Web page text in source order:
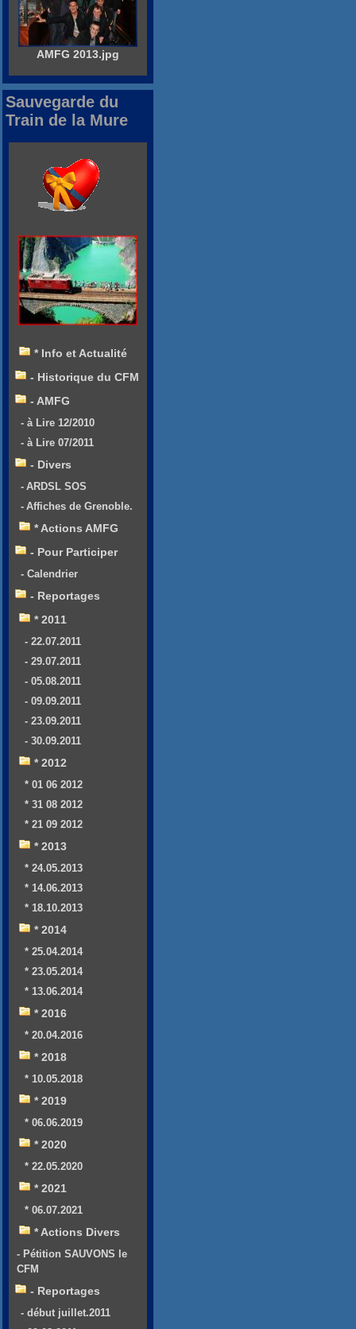
AMFG 2013.jpg
Sauvegarde du
Train de la Mure
* Info et Actualité
- Historique du CFM
- AMFG
- à Lire 12/2010
- à Lire 07/2011
- Divers
- ARDSL SOS
- Affiches de Grenoble.
* Actions AMFG
- Pour Participer
- Calendrier
- Reportages
* 2011
- 22.07.2011
- 29.07.2011
- 05.08.2011
- 09.09.2011
- 23.09.2011
- 30.09.2011
* 2012
* 01 06 2012
* 31 08 2012
* 21 09 2012
* 2013
* 24.05.2013
* 14.06.2013
* 18.10.2013
* 2014
* 25.04.2014
* 23.05.2014
* 13.06.2014
* 2016
* 20.04.2016
* 2018
* 10.05.2018
* 2019
* 06.06.2019
* 2020
* 22.05.2020
* 2021
* 06.07.2021
* Actions Divers
- Pétition SAUVONS le
CFM
- Reportages
- début juillet.2011